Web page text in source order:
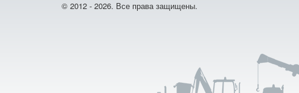
© 2012 - 2026. Все права защищены.